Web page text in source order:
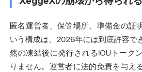
匿名運営者、保管場所、準備金の証
いう構成は、2026年には到底許容で
然の凍結後に発行されるIOUトーク
りません。運営者に法的免責を与え